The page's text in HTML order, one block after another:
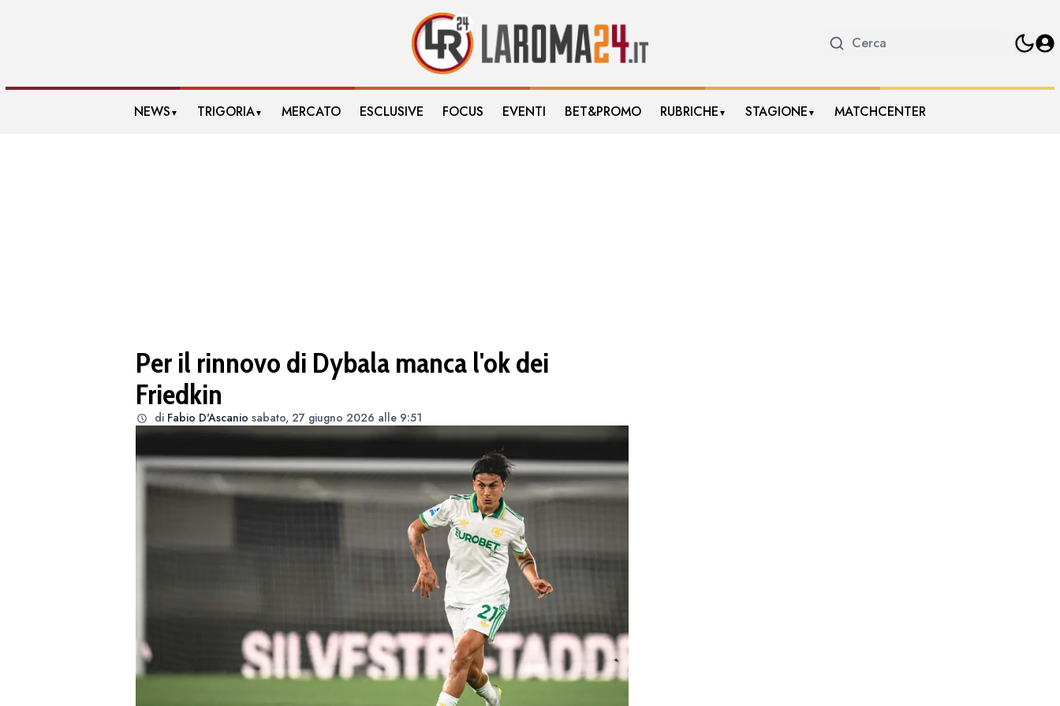
NEWS ▼ TRIGORIA▼ MERCATO ESCLUSIVE FOCUS EVENTI BET&PROMO RUBRICHE ▼ STAGIONE ▼ MATCHCENTER
Per il rinnovo di Dybala manca l'ok dei
Friedkin
di Fabio D'Ascanio sabato, 27 giugno 2026 alle 9:51